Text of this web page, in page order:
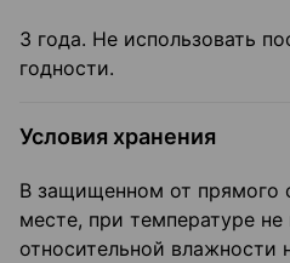
3 года. Не использовать
годности.
Условия хранения
В защищенном от прямого
месте, при температуре
относительной влажности